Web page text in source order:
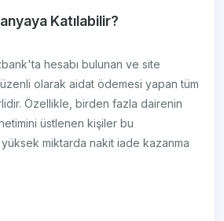
Katılabilir?
hesabı bulunan ve site
olarak aidat ödemesi yapan tüm
Özellikle, birden fazla dairenin
üstlenen kişiler bu
miktarda nakit iade kazanma